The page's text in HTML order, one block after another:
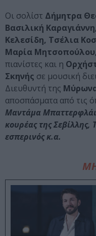
Οι σολίστ Δήμητρα
Βασιλική
Κελεσίδη, Τσέλια
Μαρία
πιανίστες και η
Σκηνής σε μουσική
Διευθυντή της
αποσπάσματα από τις
Μαντάμα
κουρέας της Σεβίλλης,
εσπερινός κ.α.